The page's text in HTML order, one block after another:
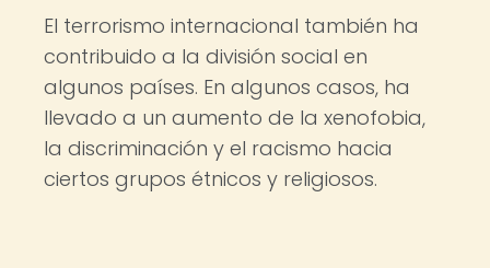
El terrorismo internacional también ha
contribuido a la división social en
algunos países. En algunos casos, ha
llevado a un aumento de la xenofobia,
la discriminación y el racismo hacia
ciertos grupos étnicos y religiosos.